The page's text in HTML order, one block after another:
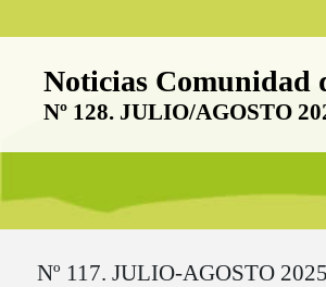
Boletín Noticias
Noticias Comunidad
Nº 128. JULIO/AGOSTO
Nº 117. JULIO-AGOSTO 2025